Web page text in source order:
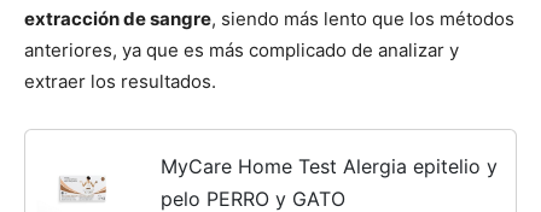
extracción de sangre, siendo más lento que los métodos
anteriores, ya que es más complicado de analizar y
extraer los resultados.
MyCare Home Test Alergia epitelio y
pelo PERRO y GATO